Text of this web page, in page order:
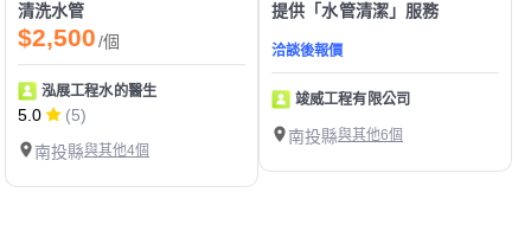
清洗水管
$2,500/個
泓展工程水的醫生
5.0
(5)
南投縣與其他4個
提供「水管清潔」服務
洽談後報價
竣威工程有限公司
南投縣與其他6個